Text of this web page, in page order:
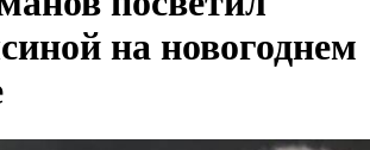
на новогоднем